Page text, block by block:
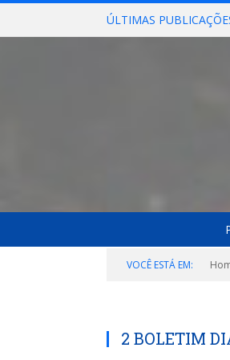
ÚLTIMAS
VOCÊ ESTÁ EM:
2 BOLETIM